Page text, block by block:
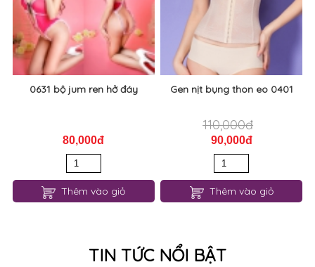
0631 bộ jum ren hở đáy
80,000đ
Thêm vào giỏ
Gen nịt bụng thon eo 0401
110,000đ
90,000đ
Thêm vào giỏ
TIN TỨC NỔI BẬT